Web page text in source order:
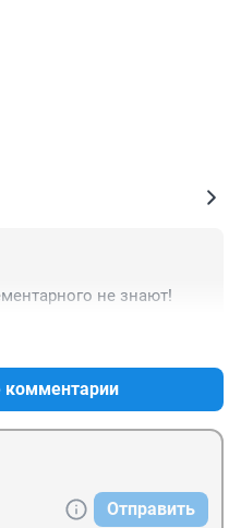
не знают!
комментарии
Отправить